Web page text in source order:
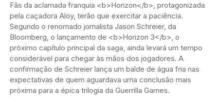
Fãs da aclamada franquia <b>Horizon</b>, protagonizada
pela caçadora Aloy, terão que exercitar a paciência.
Segundo o renomado jornalista Jason Schreier, da
Bloomberg, o lançamento de <b>Horizon 3</b>, o
próximo capítulo principal da saga, ainda levará um tempo
considerável para chegar às mãos dos jogadores. A
confirmação de Schreier lança um balde de água fria nas
expectativas de quem aguardava uma conclusão mais
próxima para a épica trilogia da Guerrilla Games.